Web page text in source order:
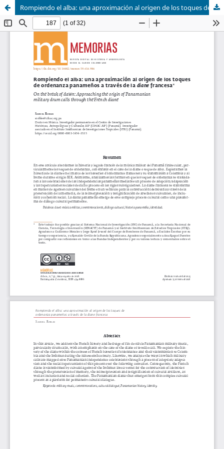
Rompiendo el alba: una aproximación al origen de los toques de ordenanza panameños a través de la diane francesa